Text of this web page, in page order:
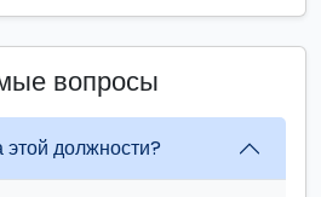
вопросы
этой должности?